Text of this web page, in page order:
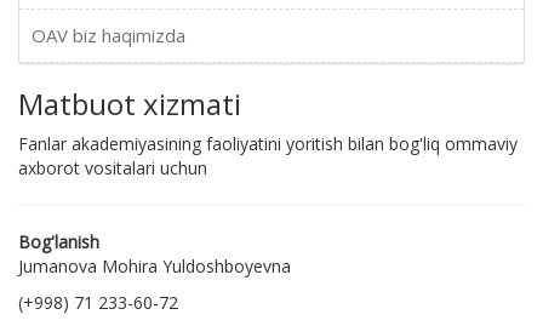
OAV biz haqimizda
Matbuot xizmati
Fanlar akademiyasining faoliyatini yoritish bilan bog'liq ommaviy
axborot vositalari uchun
Bog'lanish
Jumanova Mohira Yuldoshboyevna
(+998) 71 233-60-72